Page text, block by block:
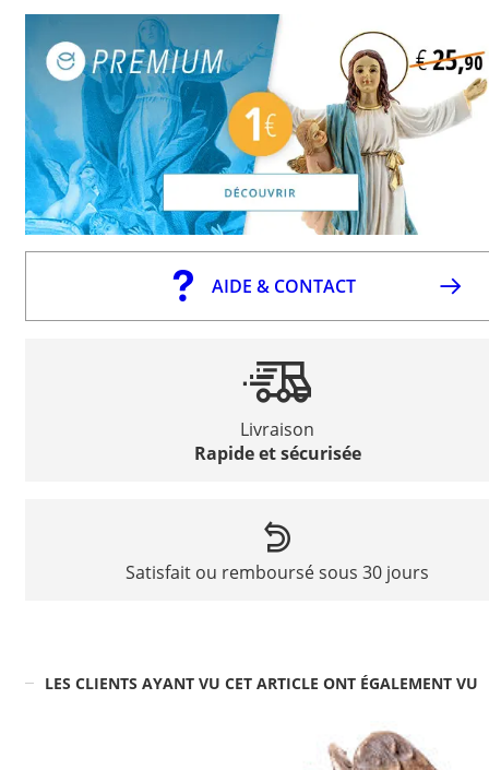
AIDE & CONTACT
Livraison
Rapide et sécurisée
Satisfait ou remboursé sous 30 jours
LES CLIENTS AYANT VU CET ARTICLE ONT ÉGALEMENT VU